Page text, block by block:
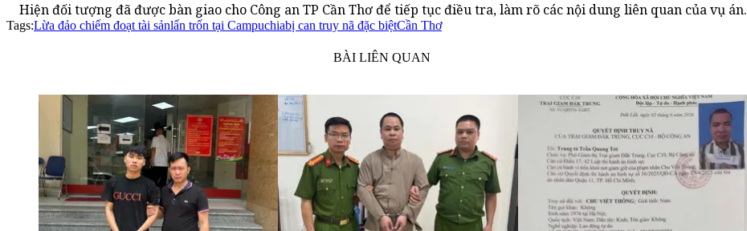
Hiện đối tượng đã được bàn giao cho Công an TP Cần Thơ để tiếp tục điều tra, làm rõ các nội dung liên quan của vụ án.
Tags:Lừa đảo chiếm đoạt tài sảnlẩn trốn tại Campuchiabị can truy nã đặc biệtCần Thơ
BÀI LIÊN QUAN